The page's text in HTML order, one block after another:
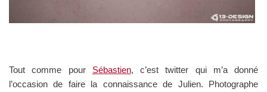
Tout comme pour Sébastien, c’est twitter qui m’a donné
l’occasion de faire la connaissance de Julien. Photographe